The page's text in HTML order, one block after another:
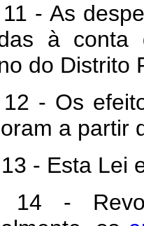
- As
à conta
do Distrito
- Os
a partir
- Esta Lei
14 -